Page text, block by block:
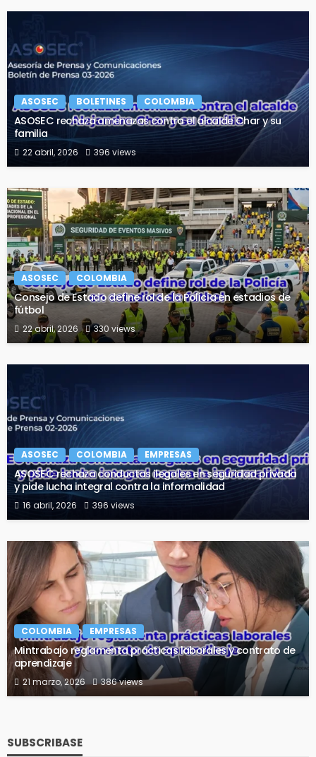
ASOSEC BOLETINES COLOMBIA
ASOSEC rechaza amenazas contra el alcalde Char y su
familia
22 abril, 2026 396 views
ASOSEC COLOMBIA
Consejo de Estado define rol de la Policía en estadios de
fútbol
22 abril, 2026 330 views
ASOSEC COLOMBIA EMPRESAS
ASOSEC rechaza conductas ilegales en seguridad privada
y pide lucha integral contra la informalidad
16 abril, 2026 396 views
COLOMBIA EMPRESAS
Mintrabajo reglamenta prácticas laborales y contrato de
aprendizaje
21 marzo, 2026 386 views
SUBSCRIBASE